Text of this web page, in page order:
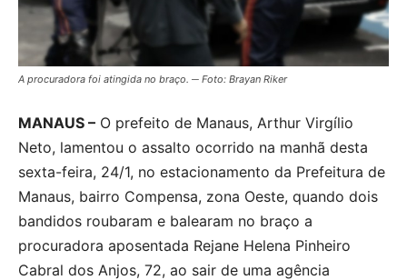
A procuradora foi atingida no braço. ─ Foto: Brayan Riker
MANAUS – O prefeito de Manaus, Arthur Virgílio
Neto, lamentou o assalto ocorrido na manhã desta
sexta-feira, 24/1, no estacionamento da Prefeitura de
Manaus, bairro Compensa, zona Oeste, quando dois
bandidos roubaram e balearam no braço a
procuradora aposentada Rejane Helena Pinheiro
Cabral dos Anjos, 72, ao sair de uma agência